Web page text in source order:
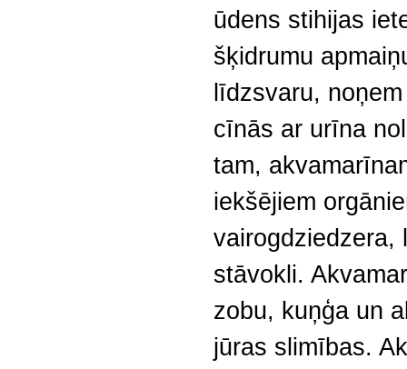
ūdens stihijas
šķidrumu
līdzsvaru,
cīnās ar urīna
tam,
iekšējiem
vairogdziedzera,
stāvokli.
zobu, kuņģa un
jūras slimības.